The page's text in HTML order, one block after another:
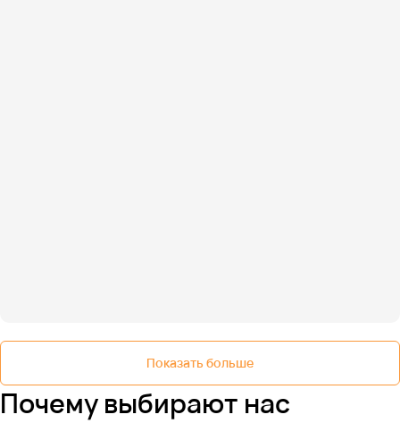
Показать больше
Почему выбирают нас